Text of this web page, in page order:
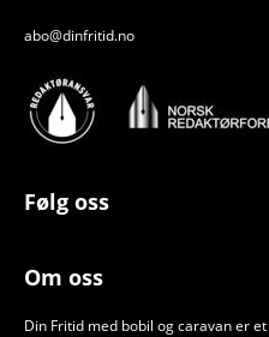
abo@dinfritid.no
Følg oss
Om oss
Din Fritid med bobil og caravan er